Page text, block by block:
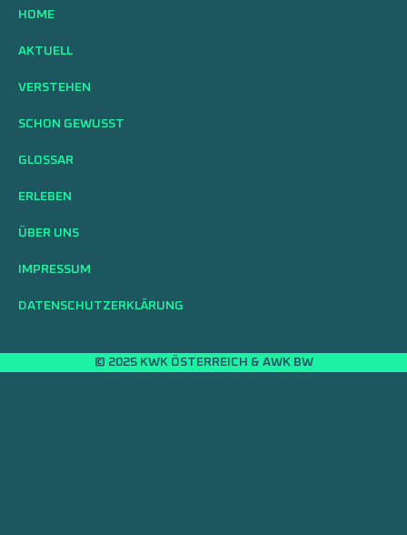
HOME
AKTUELL
VERSTEHEN
SCHON GEWUSST
GLOSSAR
ERLEBEN
ÜBER UNS
IMPRESSUM
DATENSCHUTZERKLÄRUNG
© 2025 KWK ÖSTERREICH & AWK BW